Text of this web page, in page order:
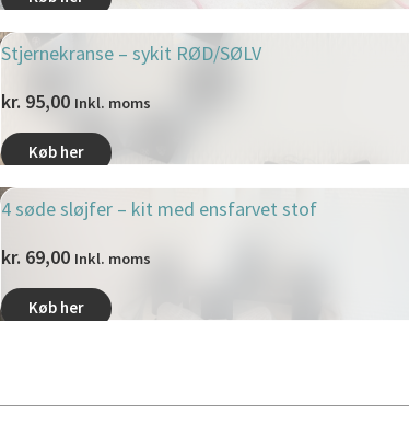
Stjernekranse – sykit RØD/SØLV
kr. 95,00 Inkl. moms
Køb her
4 søde sløjfer – kit med ensfarvet stof
kr. 69,00 Inkl. moms
Køb her